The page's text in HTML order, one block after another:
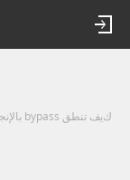
كيف تنطق bypass بالإنجليزية